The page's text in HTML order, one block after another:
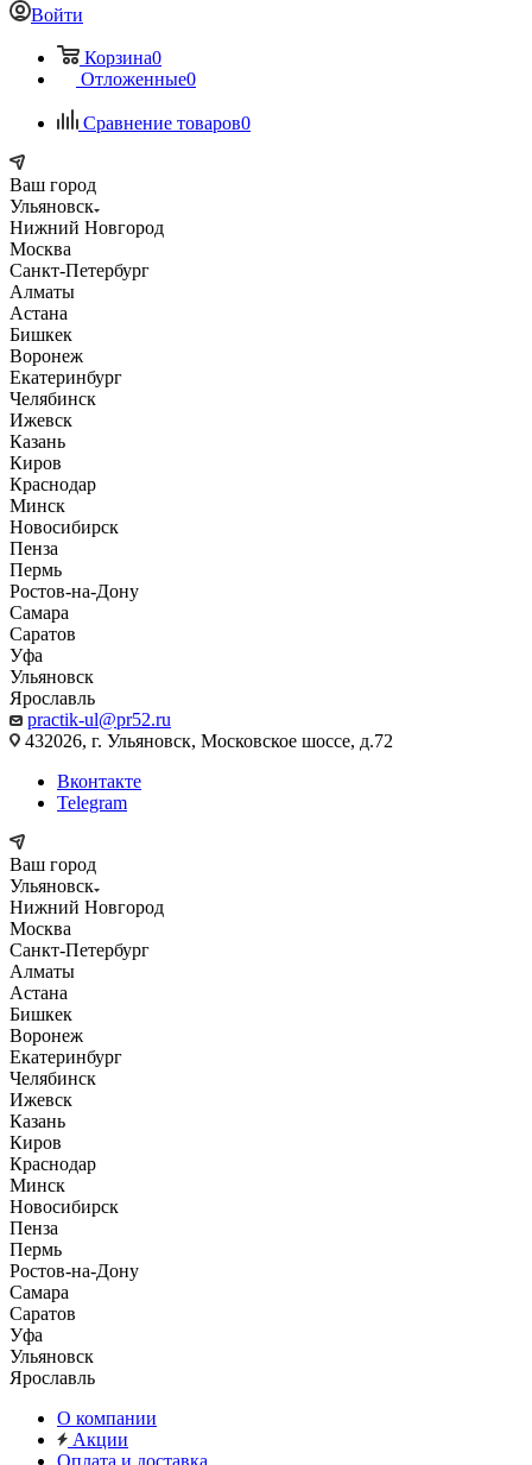
Войти
Корзина0
Отложенные0
Сравнение товаров0
Ваш город
Ульяновск
Нижний Новгород
Москва
Санкт-Петербург
Алматы
Астана
Бишкек
Воронеж
Екатеринбург
Челябинск
Ижевск
Казань
Киров
Краснодар
Минск
Новосибирск
Пенза
Пермь
Ростов-на-Дону
Самара
Саратов
Уфа
Ульяновск
Ярославль
practik-ul@pr52.ru
432026, г. Ульяновск, Московское шоссе, д.72
Вконтакте
Telegram
Ваш город
Ульяновск
Нижний Новгород
Москва
Санкт-Петербург
Алматы
Астана
Бишкек
Воронеж
Екатеринбург
Челябинск
Ижевск
Казань
Киров
Краснодар
Минск
Новосибирск
Пенза
Пермь
Ростов-на-Дону
Самара
Саратов
Уфа
Ульяновск
Ярославль
О компании
Акции
Оплата и доставка